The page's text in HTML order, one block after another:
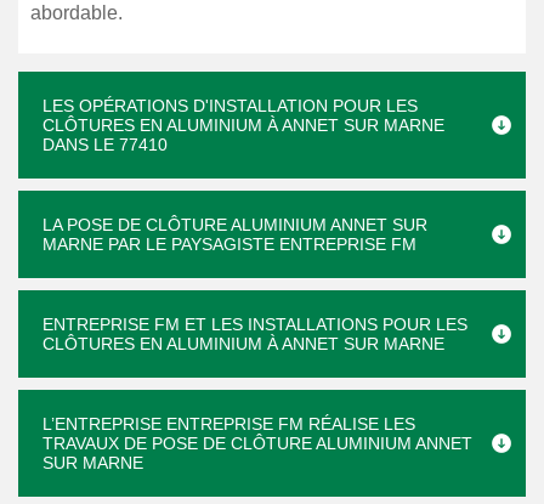
abordable.
LES OPÉRATIONS D'INSTALLATION POUR LES
CLÔTURES EN ALUMINIUM À ANNET SUR MARNE
DANS LE 77410
LA POSE DE CLÔTURE ALUMINIUM ANNET SUR
MARNE PAR LE PAYSAGISTE ENTREPRISE FM
ENTREPRISE FM ET LES INSTALLATIONS POUR LES
CLÔTURES EN ALUMINIUM À ANNET SUR MARNE
L’ENTREPRISE ENTREPRISE FM RÉALISE LES
TRAVAUX DE POSE DE CLÔTURE ALUMINIUM ANNET
SUR MARNE